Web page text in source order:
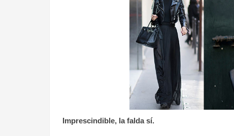
Imprescindible, la falda sí.